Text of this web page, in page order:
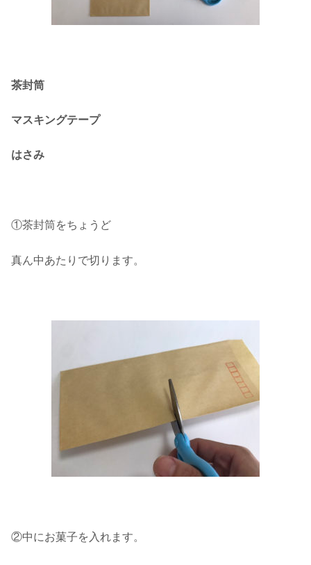
茶封筒
マスキングテープ
はさみ
①茶封筒をちょうど
真ん中あたりで切ります。
②中にお菓子を入れます。